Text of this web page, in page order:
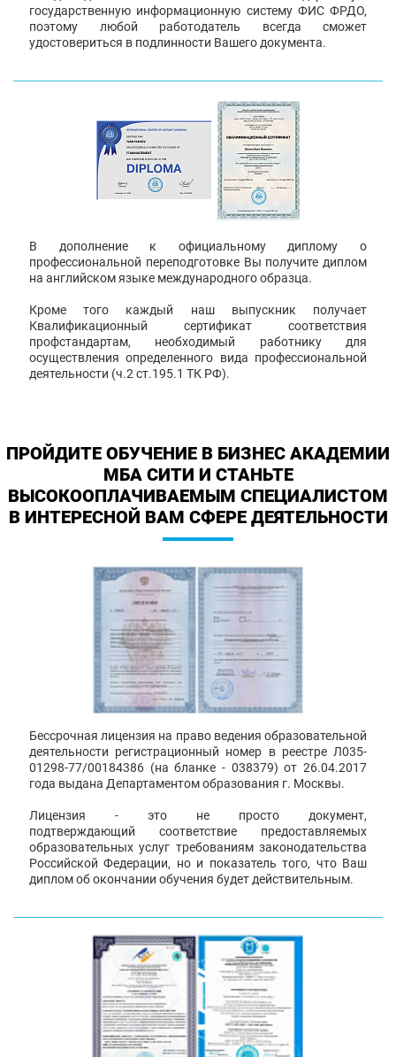
государственную информационную систему ФИС ФРДО,
поэтому любой работодатель всегда сможет
удостовериться в подлинности Вашего документа.
В дополнение к официальному диплому о
профессиональной переподготовке Вы получите диплом
на английском языке международного образца.
Кроме того каждый наш выпускник получает
Квалификационный сертификат соответствия
профстандартам, необходимый работнику для
осуществления определенного вида профессиональной
деятельности (ч.2 ст.195.1 ТК РФ).
ПРОЙДИТЕ ОБУЧЕНИЕ В БИЗНЕС АКАДЕМИИ
МБА СИТИ И СТАНЬТЕ
ВЫСОКООПЛАЧИВАЕМЫМ СПЕЦИАЛИСТОМ
В ИНТЕРЕСНОЙ ВАМ СФЕРЕ ДЕЯТЕЛЬНОСТИ
Бессрочная лицензия на право ведения образовательной
деятельности регистрационный номер в реестре Л035-
01298-77/00184386 (на бланке - 038379) от 26.04.2017
года выдана Департаментом образования г. Москвы.
Лицензия - это не просто документ,
подтверждающий соответствие предоставляемых
образовательных услуг требованиям законодательства
Российской Федерации, но и показатель того, что Ваш
диплом об окончании обучения будет действительным.